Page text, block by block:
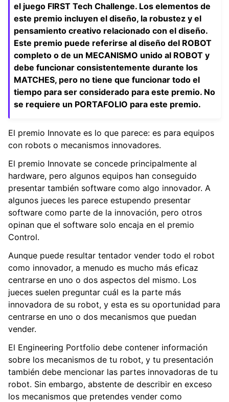
el juego FIRST Tech Challenge. Los elementos de
este premio incluyen el diseño, la robustez y el
pensamiento creativo relacionado con el diseño.
Este premio puede referirse al diseño del ROBOT
completo o de un MECANISMO unido al ROBOT y
debe funcionar consistentemente durante los
MATCHES, pero no tiene que funcionar todo el
tiempo para ser considerado para este premio. No
se requiere un PORTAFOLIO para este premio.
El premio Innovate es lo que parece: es para equipos
con robots o mecanismos innovadores.
El premio Innovate se concede principalmente al
hardware, pero algunos equipos han conseguido
presentar también software como algo innovador. A
algunos jueces les parece estupendo presentar
software como parte de la innovación, pero otros
opinan que el software solo encaja en el premio
Control.
Aunque puede resultar tentador vender todo el robot
como innovador, a menudo es mucho más eficaz
centrarse en uno o dos aspectos del mismo. Los
jueces suelen preguntar cuál es la parte más
innovadora de su robot, y esta es su oportunidad para
centrarse en uno o dos mecanismos que puedan
vender.
El Engineering Portfolio debe contener información
sobre los mecanismos de tu robot, y tu presentación
también debe mencionar las partes innovadoras de tu
robot. Sin embargo, abstente de describir en exceso
los mecanismos que pretendes vender como